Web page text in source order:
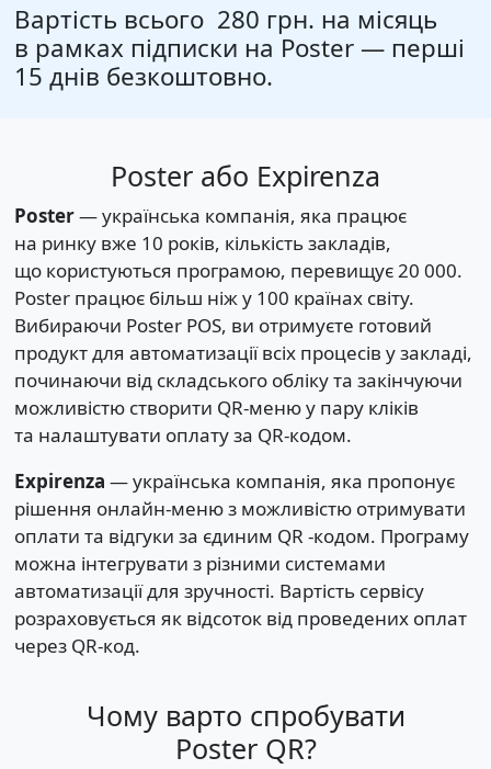
Вартість всього 280 грн. на місяць
в рамках підписки на Poster — перші
15 днів безкоштовно.
Poster або Expirenza
Poster— українська компанія, яка працює
на ринку вже 10 років, кількість закладів,
що користуються програмою, перевищує 20 000.
Poster працює більш ніж у 100 країнах світу.
Вибираючи Poster POS, ви отримуєте готовий
продукт для автоматизації всіх процесів у закладі,
починаючи від складського обліку та закінчуючи
можливістю створити QR-меню у пару кліків
та налаштувати оплату за QR-кодом.
Expirenza — українська компанія, яка пропонує
рішення онлайн-меню з можливістю отримувати
оплати та відгуки за єдиним QR -кодом. Програму
можна інтегрувати з різними системами
автоматизації для зручності. Вартість сервісу
розраховується як відсоток від проведених оплат
через QR-код.
Чому варто спробувати
Poster QR?